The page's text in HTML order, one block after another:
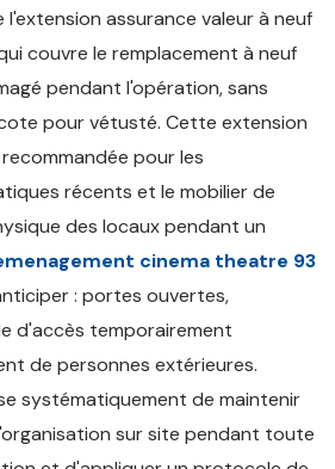
assurance valeur à neuf
couvre le remplacement à neuf
pendant l'opération, sans
pour vétusté. Cette extension
pour les
récents et le mobilier de
des locaux pendant un
cinema theatre 93
: portes ouvertes,
d'accès temporairement
de personnes extérieures.
systématiquement de maintenir
sur site pendant toute